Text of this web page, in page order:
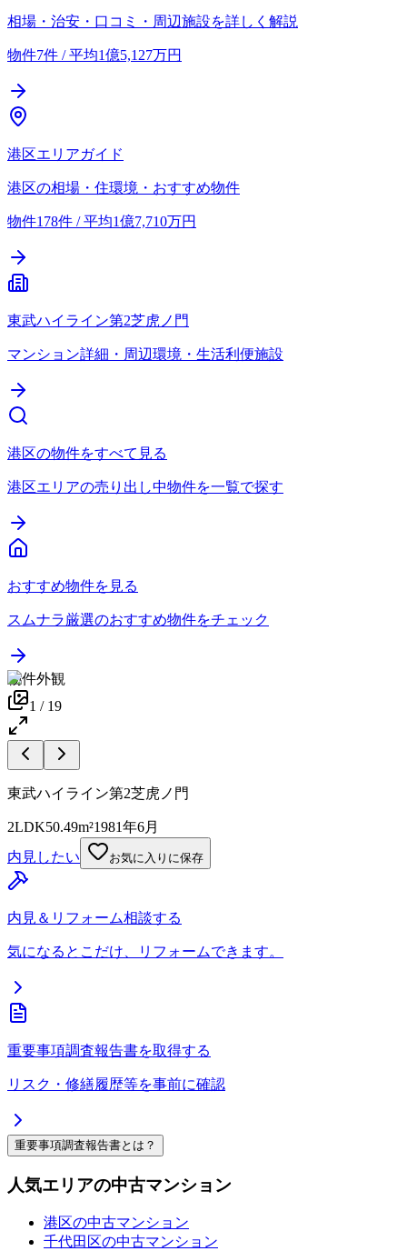
相場・治安・口コミ・周辺施設を詳しく解説
物件7件 / 平均1億5,127万円
港区エリアガイド
港区の相場・住環境・おすすめ物件
物件178件 / 平均1億7,710万円
東武ハイライン第2芝虎ノ門
マンション詳細・周辺環境・生活利便施設
港区の物件をすべて見る
港区エリアの売り出し中物件を一覧で探す
おすすめ物件を見る
スムナラ厳選のおすすめ物件をチェック
物件外観
1 / 19
東武ハイライン第2芝虎ノ門
2LDK50.49m²1981年6月
内見したい
お気に入りに保存
内見＆リフォーム相談する
気になるとこだけ、リフォームできます。
重要事項調査報告書を取得する
リスク・修繕履歴等を事前に確認
重要事項調査報告書とは？
人気エリアの中古マンション
港区の中古マンション
千代田区の中古マンション